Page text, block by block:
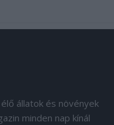
állatok és növények
minden nap kínál